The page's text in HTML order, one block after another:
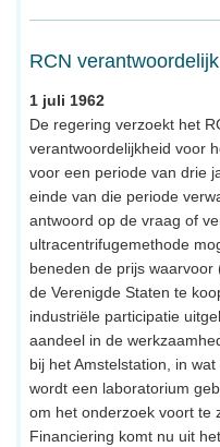
RCN
1 juli 1962
De regering verzoekt het
verantwoordelijkheid voor
voor een periode van drie
einde van die periode
antwoord op de vraag of
ultracentrifugemethode
beneden de prijs
de Verenigde Staten te
industriële participatie
aandeel in de
bij het Amstelstation, in
wordt een laboratorium
om het onderzoek voort te
Financiering komt nu uit